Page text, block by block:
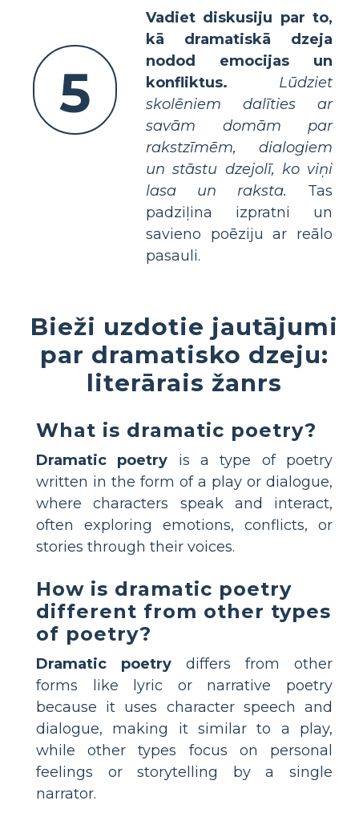
5
Vadiet diskusiju par to,
kā dramatiskā dzeja
nodod emocijas un
konfliktus.
Lūdziet
skolēniem dalīties ar
savām domām par
rakstzīmēm, dialogiem
un stāstu dzejolī, ko viņi
lasa un raksta. Tas
padziļina izpratni un
savieno poēziju ar reālo
pasauli.
Bieži uzdotie jautājumi
par dramatisko dzeju:
literārais žanrs
What is dramatic poetry?
Dramatic poetry is a type of poetry
written in the form of a play or dialogue,
where characters speak and interact,
often exploring emotions, conflicts, or
stories through their voices.
How is dramatic poetry
different from other types
of poetry?
Dramatic poetry differs from other
forms like lyric or narrative poetry
because it uses character speech and
dialogue, making it similar to a play,
while other types focus on personal
feelings or storytelling by a single
narrator.